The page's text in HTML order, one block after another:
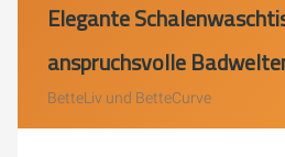
Elegante
anspruchsvolle
BetteLiv und BetteCurve